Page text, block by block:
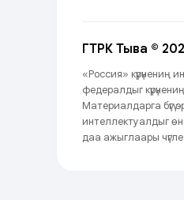
ГТРК Тыва ©
«Россия»
федералдыг
Материалдарга бүгү
интеллектуалдыг
даа ажыглаары